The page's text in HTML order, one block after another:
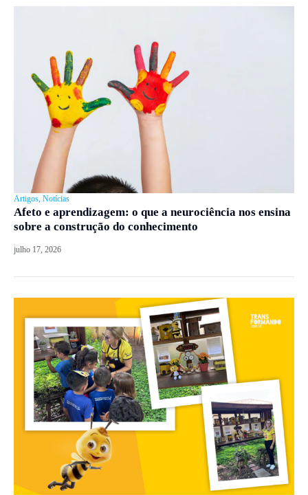
Artigos, Notícias
Afeto e aprendizagem: o que a neurociência nos ensina
sobre a construção do conhecimento
julho 17, 2026